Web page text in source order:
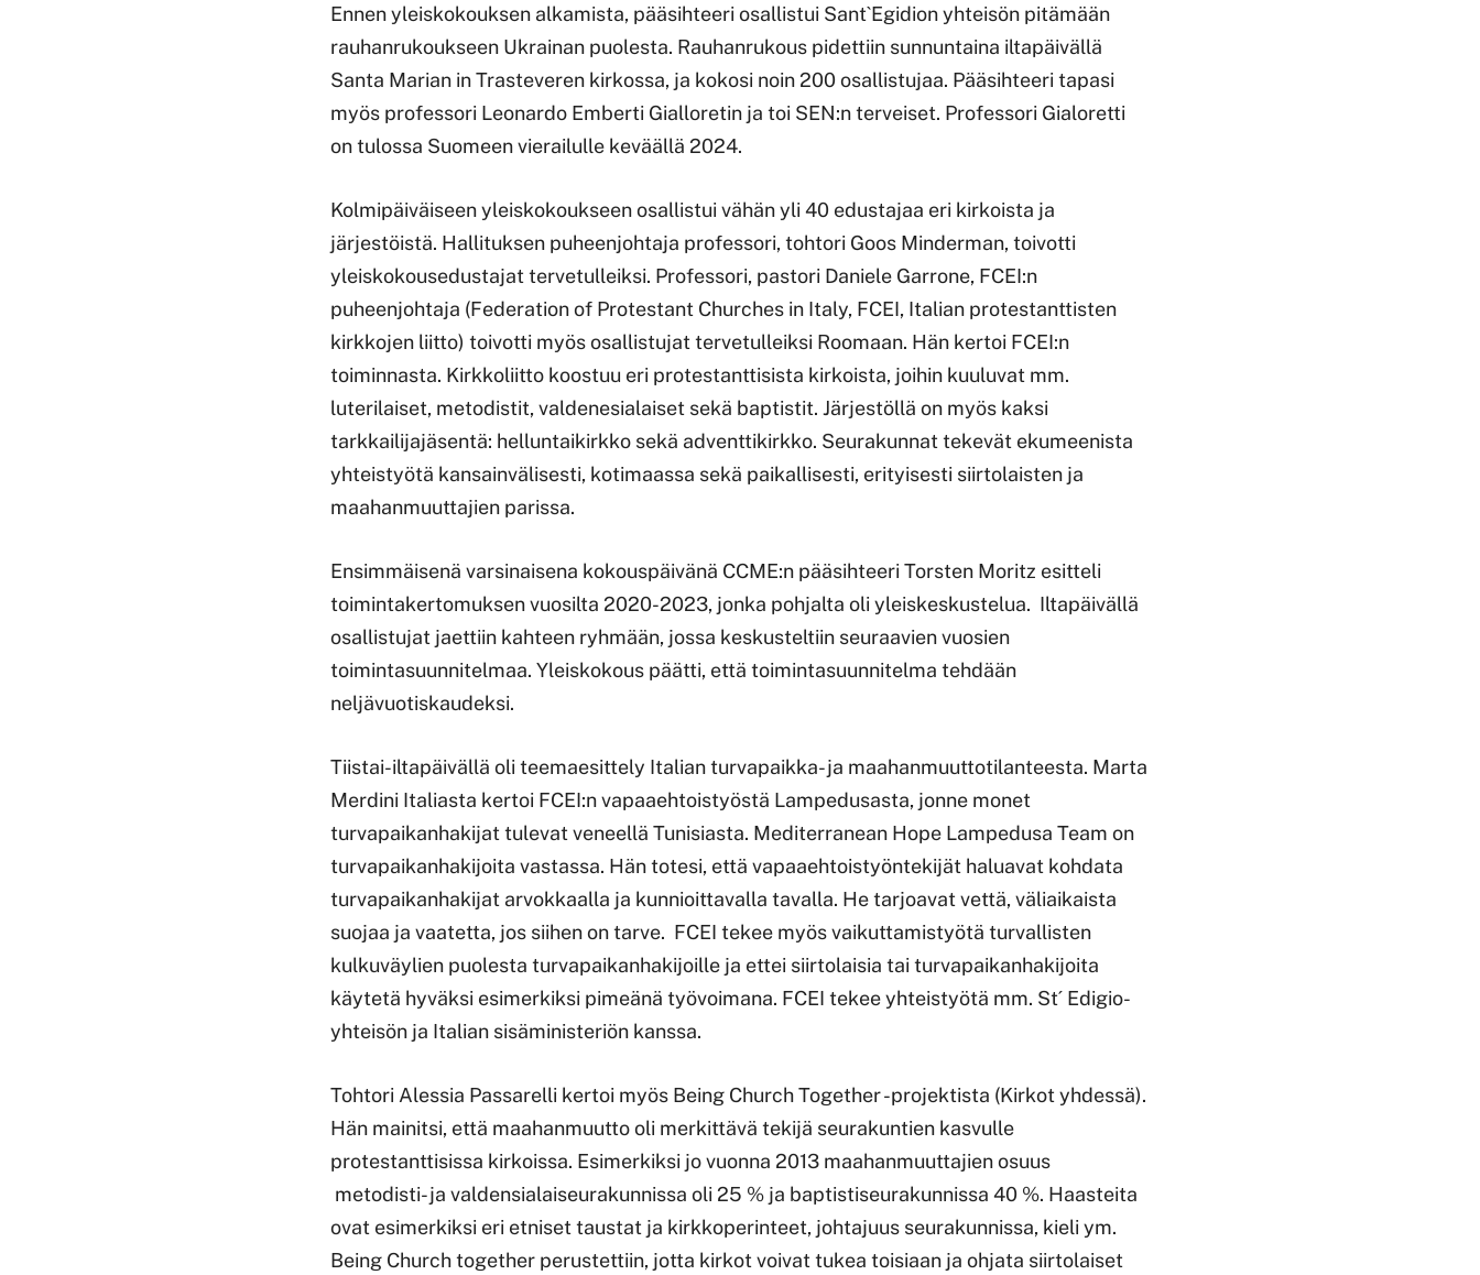
Ennen yleiskokouksen alkamista, pääsihteeri osallistui Sant`Egidion yhteisön pitämään
rauhanrukoukseen Ukrainan puolesta. Rauhanrukous pidettiin sunnuntaina iltapäivällä
Santa Marian in Trasteveren kirkossa, ja kokosi noin 200 osallistujaa. Pääsihteeri tapasi
myös professori Leonardo Emberti Gialloretin ja toi SEN:n terveiset. Professori Gialoretti
on tulossa Suomeen vierailulle keväällä 2024.
Kolmipäiväiseen yleiskokoukseen osallistui vähän yli 40 edustajaa eri kirkoista ja
järjestöistä. Hallituksen puheenjohtaja professori, tohtori Goos Minderman, toivotti
yleiskokousedustajat tervetulleiksi. Professori, pastori Daniele Garrone, FCEI:n
puheenjohtaja (Federation of Protestant Churches in Italy, FCEI, Italian protestanttisten
kirkkojen liitto) toivotti myös osallistujat tervetulleiksi Roomaan. Hän kertoi FCEI:n
toiminnasta. Kirkkoliitto koostuu eri protestanttisista kirkoista, joihin kuuluvat mm.
luterilaiset, metodistit, valdenesialaiset sekä baptistit. Järjestöllä on myös kaksi
tarkkailijajäsentä: helluntaikirkko sekä adventtikirkko. Seurakunnat tekevät ekumeenista
yhteistyötä kansainvälisesti, kotimaassa sekä paikallisesti, erityisesti siirtolaisten ja
maahanmuuttajien parissa.
Ensimmäisenä varsinaisena kokouspäivänä CCME:n pääsihteeri Torsten Moritz esitteli
toimintakertomuksen vuosilta 2020-2023, jonka pohjalta oli yleiskeskustelua. Iltapäivällä
osallistujat jaettiin kahteen ryhmään, jossa keskusteltiin seuraavien vuosien
toimintasuunnitelmaa. Yleiskokous päätti, että toimintasuunnitelma tehdään
neljävuotiskaudeksi.
Tiistai-iltapäivällä oli teemaesittely Italian turvapaikka- ja maahanmuuttotilanteesta. Marta
Merdini Italiasta kertoi FCEI:n vapaaehtoistyöstä Lampedusasta, jonne monet
turvapaikanhakijat tulevat veneellä Tunisiasta. Mediterranean Hope Lampedusa Team on
turvapaikanhakijoita vastassa. Hän totesi, että vapaaehtoistyöntekijät haluavat kohdata
turvapaikanhakijat arvokkaalla ja kunnioittavalla tavalla. He tarjoavat vettä, väliaikaista
suojaa ja vaatetta, jos siihen on tarve. FCEI tekee myös vaikuttamistyötä turvallisten
kulkuväylien puolesta turvapaikanhakijoille ja ettei siirtolaisia tai turvapaikanhakijoita
käytetä hyväksi esimerkiksi pimeänä työvoimana. FCEI tekee yhteistyötä mm. St´ Edigio-
yhteisön ja Italian sisäministeriön kanssa.
Tohtori Alessia Passarelli kertoi myös Being Church Together -projektista (Kirkot yhdessä).
Hän mainitsi, että maahanmuutto oli merkittävä tekijä seurakuntien kasvulle
protestanttisissa kirkoissa. Esimerkiksi jo vuonna 2013 maahanmuuttajien osuus
metodisti- ja valdensialaiseurakunnissa oli 25 % ja baptistiseurakunnissa 40 %. Haasteita
ovat esimerkiksi eri etniset taustat ja kirkkoperinteet, johtajuus seurakunnissa, kieli ym.
Being Church together perustettiin, jotta kirkot voivat tukea toisiaan ja ohjata siirtolaiset